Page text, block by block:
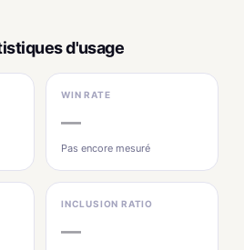
d'usage
WIN RATE
—
Pas encore mesuré
INCLUSION RATIO
—